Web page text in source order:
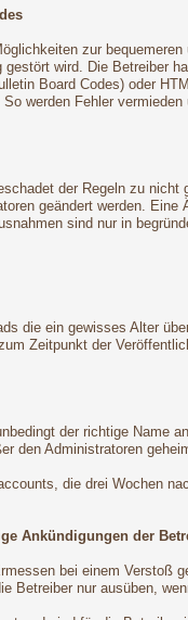
zur
wird. Die Betreiber
Board Codes) oder
werden Fehler
der Regeln zu nicht
geändert werden.
sind nur in
die ein gewisses Alter
Zeitpunkt der
der richtige Name
den Administratoren
die drei Wochen
Ankündigungen der
bei einem Verstoß
Betreiber nur ausüben,